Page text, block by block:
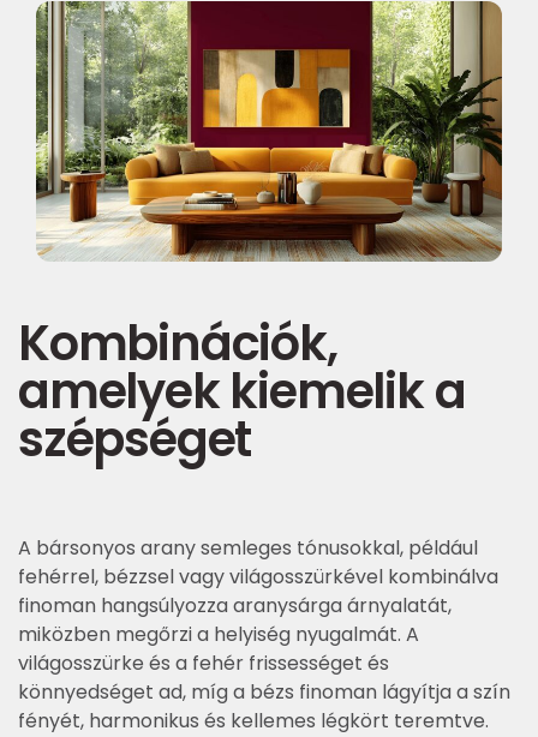
Kombinációk,
amelyek kiemelik a
szépséget
A bársonyos arany semleges tónusokkal, például
fehérrel, bézzsel vagy világosszürkével kombinálva
finoman hangsúlyozza aranysárga árnyalatát,
miközben megőrzi a helyiség nyugalmát. A
világosszürke és a fehér frissességet és
könnyedséget ad, míg a bézs finoman lágyítja a szín
fényét, harmonikus és kellemes légkört teremtve.